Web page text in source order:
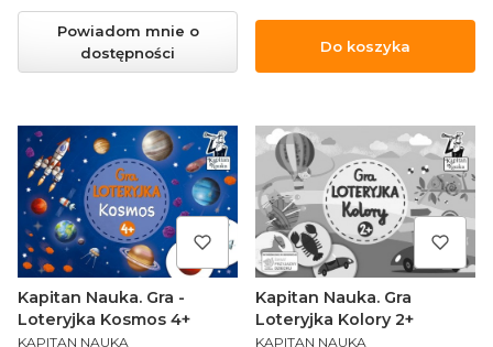
Powiadom mnie o
dostępności
Do koszyka
Kapitan Nauka. Gra -
Loteryjka Kosmos 4+
PRODUCENT
KAPITAN NAUKA
Kapitan Nauka. Gra
Loteryjka Kolory 2+
PRODUCENT
KAPITAN NAUKA